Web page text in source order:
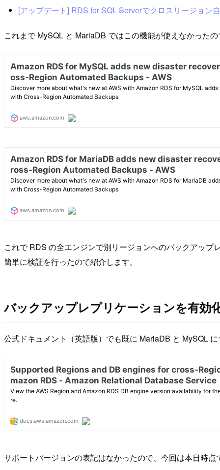
[アップデート] RDS for SQL Serverでクロスリージョン
これまで MySQL と MariaDB ではこの機能が使えなかった
これで RDS の全エンジンで別リージョンへのバックアッ
簡単に検証を行ったので紹介します。
バックアップレプリケーションを有効
公式ドキュメント（英語版）でも既に MariaDB と MySQL
サポートバージョンの表記はなかったので、今回は本日時